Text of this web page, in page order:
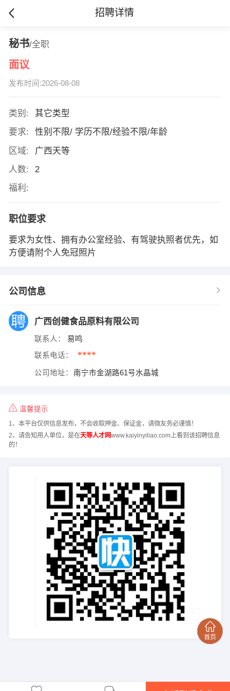
招聘详情
秘书/全职
面议
发布时间:2026-08-08
类别:
其它类型
要求:
性别不限/ 学历不限/经验不限/年龄
区域:
广西天等
人数:
2
福利:
职位要求
要求为女性、拥有办公室经验、有驾驶执照者优先，如
方便请附个人免冠照片
公司信息
广西创健食品原料有限公司
联系人： 易鸣
联系电话： ****
公司地址： 南宁市金湖路61号水晶城
温馨提示
1、本平台仅供信息发布，不会收取押金、保证金，请微友务必谨慎！
2、请告知用人单位，是在天等人才网www.kaiyinyiliao.com上看到该招聘信息
的！